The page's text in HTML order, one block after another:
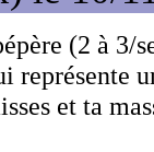
(2 à 3/
représente
et ta